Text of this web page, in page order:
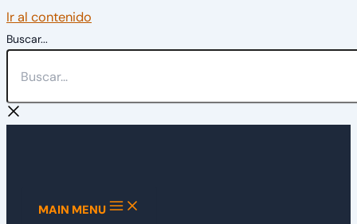
Ir al contenido
Buscar...
MAIN MENU